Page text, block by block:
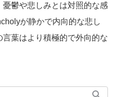
鬱や悲しみとは対照的な感
が静かで内向的な悲し
葉はより積極的で外向的な